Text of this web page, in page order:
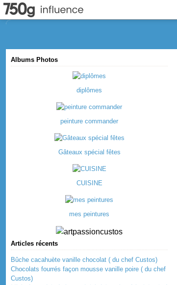
Albums Photos
diplômes
peinture commander
Gâteaux spécial fêtes
CUISINE
mes peintures
Articles récents
Bûche cacahuète vanille chocolat ( du chef Custos)
Chocolats fourrés façon mousse vanille poire ( du chef
Custos)